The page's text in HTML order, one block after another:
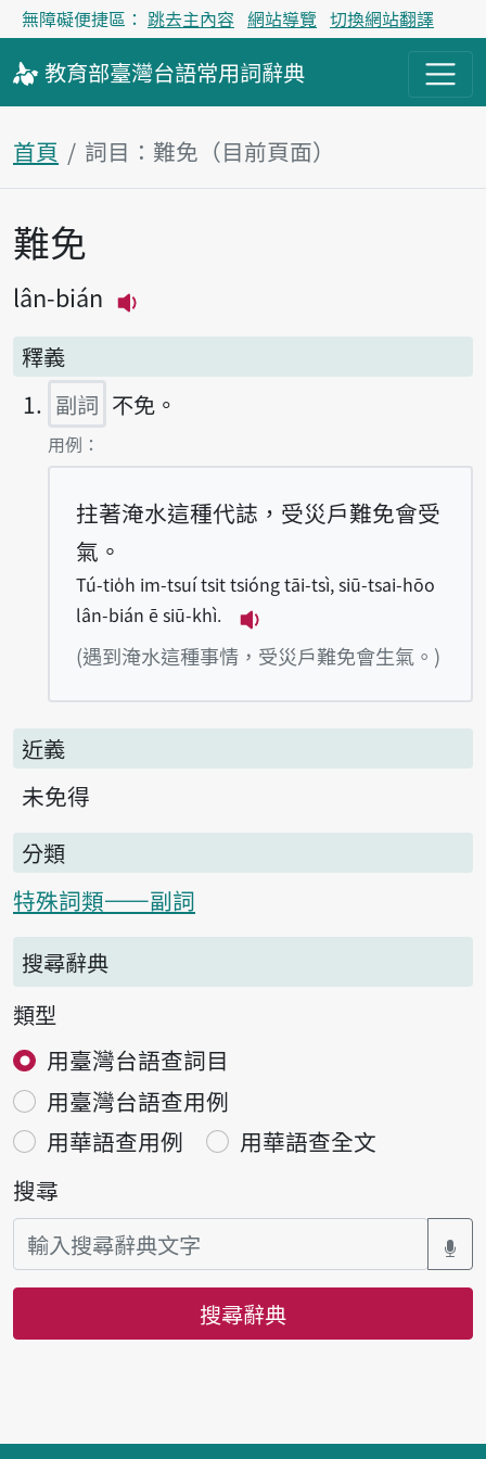
無障礙便捷區： 跳去主內容 網站導覽 切換網站翻譯
教育部臺灣台語常用詞辭典
首頁 詞目：難免（目前頁面）
主內容區塊
難免
lân-bián
釋義
副詞 不免。
第1項釋義的
用例：
拄著淹水這種代誌，受災戶難免會受
氣。
Tú-tio̍h im-tsuí tsit tsióng tāi-tsì, siū-tsai-hōo
lân-bián ē siū-khì.
播放例句Tú-tio̍h im-
(遇到淹水這種事情，受災戶難免會生氣。)
近義
未免得
分類
特殊詞類——副詞
搜尋辭典
類型
用臺灣台語查詞目
用臺灣台語查用例
用華語查用例
用華語查全文
搜尋
搜尋辭典